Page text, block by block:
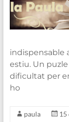
indispensable
estiu. Un
dificultat per
ho
paula
15